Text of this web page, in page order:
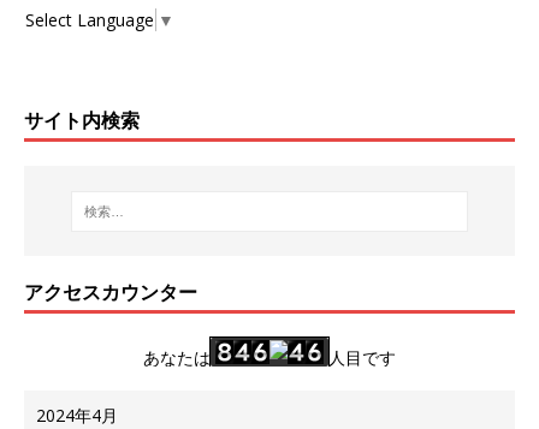
Select Language ▼
サイト内検索
アクセスカウンター
あなたは 人目です
2024年4月